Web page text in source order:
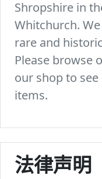
Shropshire in
Whitchurch.
rare and
Please browse
our shop to
items.
法律声明